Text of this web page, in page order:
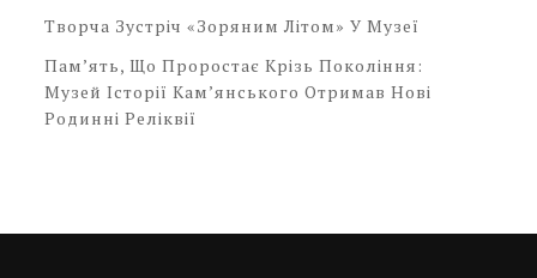
Творча Зустріч «Зоряним Літом» У Музеї
Пам’ять, Що Проростає Крізь Покоління:
Музей Історії Кам’янського Отримав Нові
Родинні Реліквії